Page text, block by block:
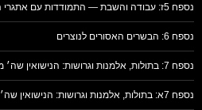
נספח 5ז: עבודה והשבת — התמודדות עם אתגרי העולם האמיתי
נספח 6: הבשרים האסורים לנוצרים
נספח 7: בתולות, אלמנות וגרושות: הנישואין שה׳ מקבל
נספח 7א: בתולות, אלמנות וגרושות: הנישואין שה׳ מקבל